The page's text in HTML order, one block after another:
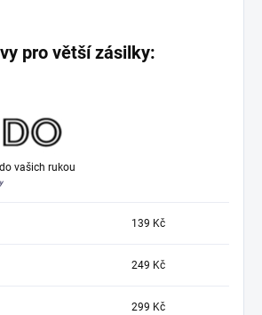
pro větší zásilky:
vašich rukou
139 Kč
249 Kč
299 Kč